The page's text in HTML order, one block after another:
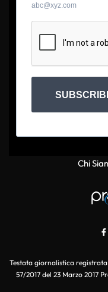
abc@xyz.com
Chi
Testata giornalistica
57/2017 del 23 Marzo 2017